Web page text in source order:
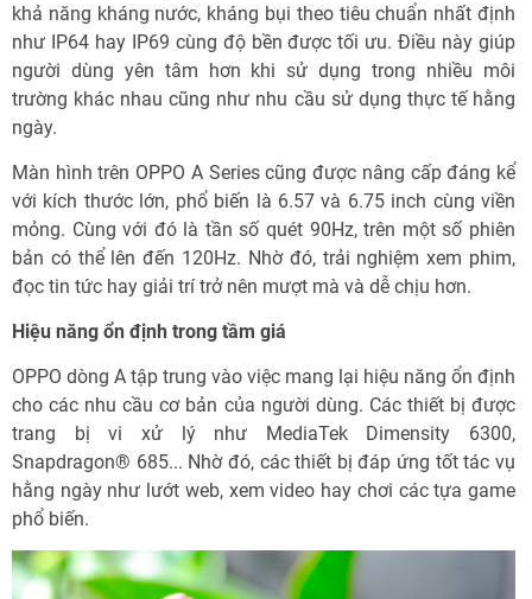
khả năng kháng nước, kháng bụi theo tiêu chuẩn nhất định
như IP64 hay IP69 cùng độ bền được tối ưu. Điều này giúp
người dùng yên tâm hơn khi sử dụng trong nhiều môi
trường khác nhau cũng như nhu cầu sử dụng thực tế hằng
ngày.
Màn hình trên OPPO A Series cũng được nâng cấp đáng kể
với kích thước lớn, phổ biến là 6.57 và 6.75 inch cùng viền
mỏng. Cùng với đó là tần số quét 90Hz, trên một số phiên
bản có thể lên đến 120Hz. Nhờ đó, trải nghiệm xem phim,
đọc tin tức hay giải trí trở nên mượt mà và dễ chịu hơn.
Hiệu năng ổn định trong tầm giá
OPPO dòng A tập trung vào việc mang lại hiệu năng ổn định
cho các nhu cầu cơ bản của người dùng. Các thiết bị được
trang bị vi xử lý như MediaTek Dimensity 6300,
Snapdragon® 685... Nhờ đó, các thiết bị đáp ứng tốt tác vụ
hằng ngày như lướt web, xem video hay chơi các tựa game
phổ biến.